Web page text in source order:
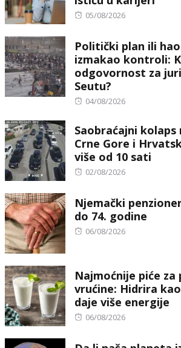
Posted
05/08/2026
Politički plan ili
izmakao kontroli:
odgovornost za
Seutu?
Posted
04/08/2026
Saobraćajni kolaps
Crne Gore i
više od 10 sati
Posted
02/08/2026
Njemački
do 74. godine
Posted
06/08/2026
Najmoćnije piće za
vrućine: Hidrira
daje više energije
Posted
06/08/2026